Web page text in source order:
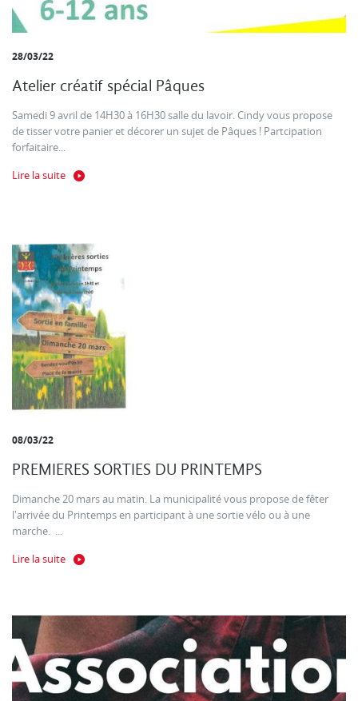
28/03/22
Atelier créatif spécial Pâques
Samedi 9 avril de 14H30 à 16H30 salle du lavoir. Cindy vous propose
de tisser votre panier et décorer un sujet de Pâques ! Partcipation
forfaitaire...
Lire la suite
08/03/22
PREMIERES SORTIES DU PRINTEMPS
Dimanche 20 mars au matin. La municipalité vous propose de fêter
l'arrivée du Printemps en participant à une sortie vélo ou à une
marche. ...
Lire la suite